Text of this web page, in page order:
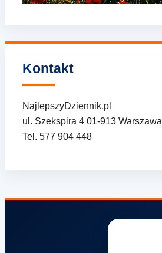
Kontakt
NajlepszyDziennik.pl
ul. Szekspira 4 01-913 Warszawa
Tel. 577 904 448